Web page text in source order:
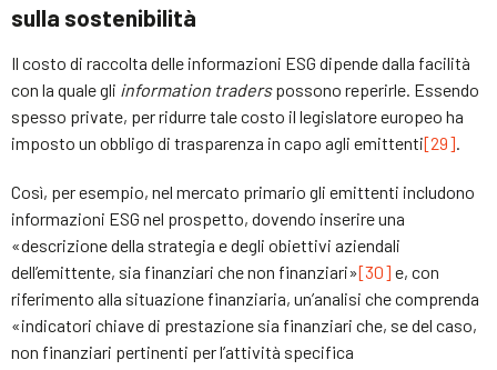
sulla sostenibilità
Il costo di raccolta delle informazioni ESG dipende dalla facilità
con la quale gli information traderspossono reperirle. Essendo
spesso private, per ridurre tale costo il legislatore europeo ha
imposto un obbligo di trasparenza in capo agli emittenti[29].
Così, per esempio, nel mercato primario gli emittenti includono
informazioni ESG nel prospetto, dovendo inserire una
«descrizione della strategia e degli obiettivi aziendali
dell’emittente, sia finanziari che non finanziari»[30] e, con
riferimento alla situazione finanziaria, un’analisi che comprenda
«indicatori chiave di prestazione sia finanziari che, se del caso,
non finanziari pertinenti per l’attività specifica